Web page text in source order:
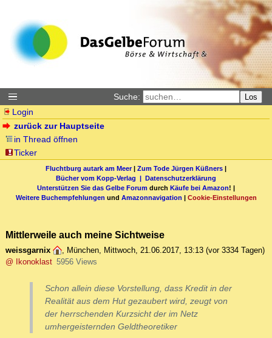
Suche: Los
Login
zurück zur Hauptseite
in Thread öffnen
Ticker
Fluchtburg autark am Meer| Zum Tode Jürgen Küßners |
Bücher vom Kopp-Verlag | Datenschutzerklärung
Unterstützen Sie das Gelbe Forum durch Käufe bei Amazon! |
Weitere Buchempfehlungen und Amazonnavigation | Cookie-Einstellungen
Mittlerweile auch meine Sichtweise
weissgarnix , München, Mittwoch, 21.06.2017, 13:13 (vor 3334 Tagen)
@ Ikonoklast 5956 Views
Schon allein diese Vorstellung, dass Kredit in der
Realität aus dem Hut gezaubert wird, zeugt von
der herrschenden Kurzsicht der im Netz
umhergeisternden Geldtheoretiker